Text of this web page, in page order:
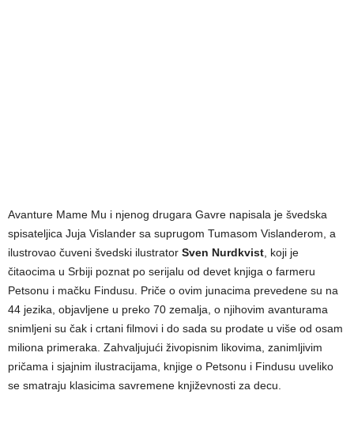
Avanture Mame Mu i njenog drugara Gavre napisala je švedska
spisateljica Juja Vislander sa suprugom Tumasom Vislanderom, a
ilustrovao čuveni švedski ilustrator Sven Nurdkvist, koji je
čitaocima u Srbiji poznat po serijalu od devet knjiga o farmeru
Petsonu i mačku Findusu. Priče o ovim junacima prevedene su na
44 jezika, objavljene u preko 70 zemalja, o njihovim avanturama
snimljeni su čak i crtani filmovi i do sada su prodate u više od osam
miliona primeraka. Zahvaljujući živopisnim likovima, zanimljivim
pričama i sjajnim ilustracijama, knjige o Petsonu i Findusu uveliko
se smatraju klasicima savremene književnosti za decu.